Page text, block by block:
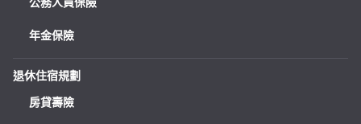
年金保險
退休住宿規劃
房貸壽險